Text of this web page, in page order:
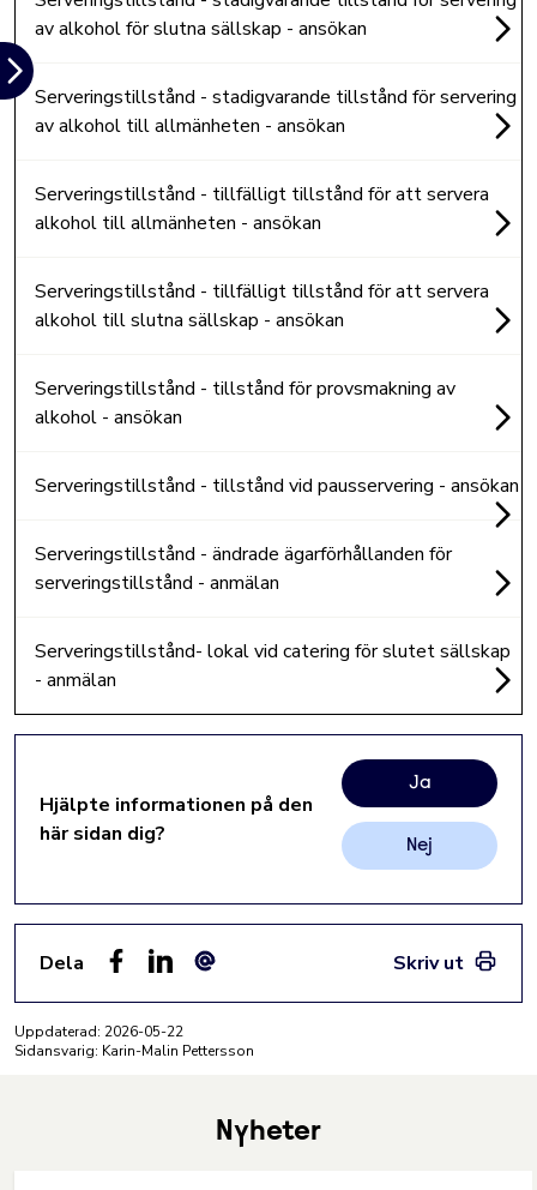
av alkohol för slutna sällskap - ansökan
Serveringstillstånd - stadigvarande tillstånd för servering
av alkohol till allmänheten - ansökan
Serveringstillstånd - tillfälligt tillstånd för att servera
alkohol till allmänheten - ansökan
Serveringstillstånd - tillfälligt tillstånd för att servera
alkohol till slutna sällskap - ansökan
Serveringstillstånd - tillstånd för provsmakning av
alkohol - ansökan
Serveringstillstånd - tillstånd vid pausservering - ansökan
Serveringstillstånd - ändrade ägarförhållanden för
serveringstillstånd - anmälan
Serveringstillstånd- lokal vid catering för slutet sällskap
- anmälan
Hjälpte informationen på den
här sidan dig?
Ja
Nej
Dela
Skriv ut
Uppdaterad: 2026-05-22
Sidansvarig: Karin-Malin Pettersson
Nyheter